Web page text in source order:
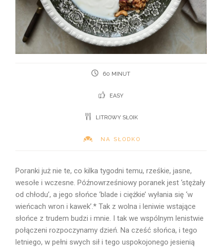
60 MINUT
EASY
LITROWY SŁOIK
NA SŁODKO
Poranki już nie te, co kilka tygodni temu, rześkie, jasne,
wesołe i wczesne. Późnowrześniowy poranek jest ‘stężały
od chłodu’, a jego słońce ‘blade i ciężkie’ wyłania się ‘w
wieńcach wron i kawek’.* Tak z wolna i leniwie wstające
słońce z trudem budzi i mnie. I tak we wspólnym lenistwie
połączeni rozpoczynamy dzień. Na cześć słońca, i tego
letniego, w pełni swych sił i tego uspokojonego jesienią